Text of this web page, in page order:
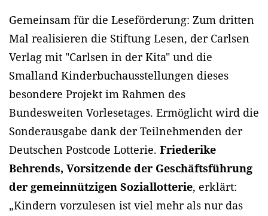
Gemeinsam für die Leseförderung: Zum dritten
Mal realisieren die Stiftung Lesen, der Carlsen
Verlag mit "Carlsen in der Kita" und die
Smalland Kinderbuchausstellungen dieses
besondere Projekt im Rahmen des
Bundesweiten Vorlesetages. Ermöglicht wird die
Sonderausgabe dank der Teilnehmenden der
Deutschen Postcode Lotterie. Friederike
Behrends, Vorsitzende der Geschäftsführung
der gemeinnützigen Soziallotterie, erklärt:
„Kindern vorzulesen ist viel mehr als nur das